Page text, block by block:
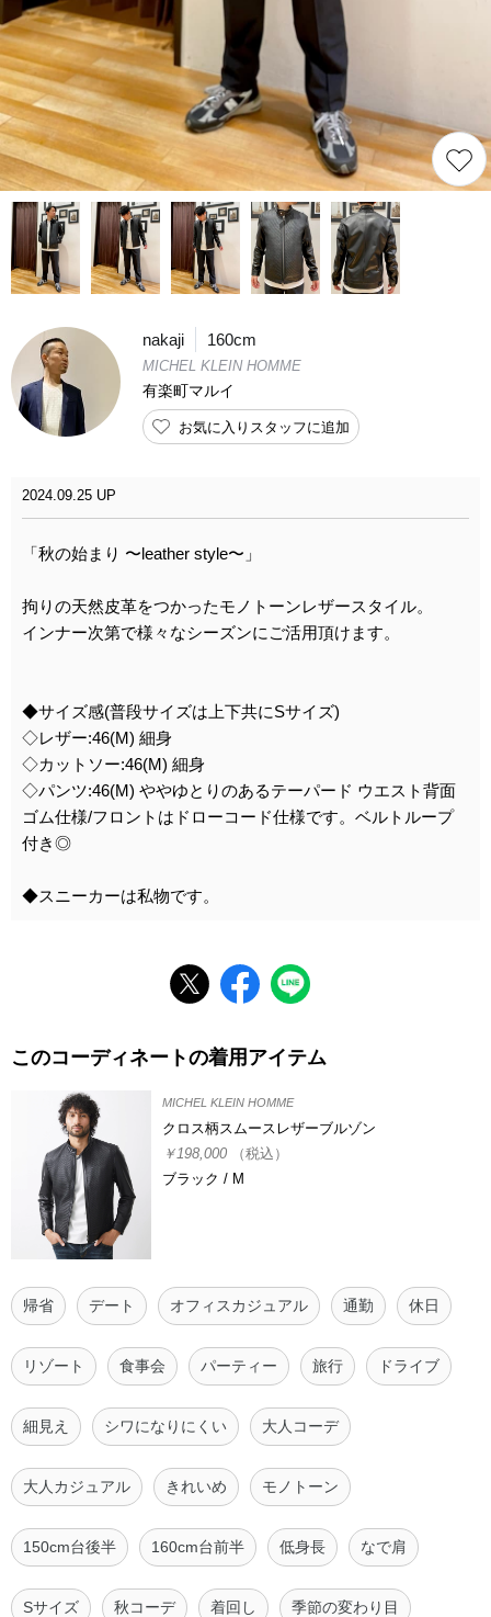
nakaji 160cm
MICHEL KLEIN HOMME
有楽町マルイ
お気に入りスタッフに追加
2024.09.25 UP
「秋の始まり 〜leather style〜」
拘りの天然皮革をつかったモノトーンレザースタイル。
インナー次第で様々なシーズンにご活用頂けます。
◆サイズ感(普段サイズは上下共にSサイズ)
◇レザー:46(M) 細身
◇カットソー:46(M) 細身
◇パンツ:46(M) ややゆとりのあるテーパード ウエスト背面
ゴム仕様/フロントはドローコード仕様です。ベルトループ
付き◎
◆スニーカーは私物です。
このコーディネートの着用アイテム
MICHEL KLEIN HOMME
クロス柄スムースレザーブルゾン
￥198,000
（税込）
ブラック / M
帰省 デート オフィスカジュアル 通勤 休日
リゾート 食事会 パーティー 旅行 ドライブ
細見え シワになりにくい 大人コーデ
大人カジュアル きれいめ モノトーン
150cm台後半 160cm台前半 低身長 なで肩
Sサイズ 秋コーデ 着回し 季節の変わり目